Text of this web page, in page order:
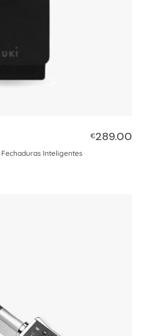
€289.00
Fechaduras Inteligentes